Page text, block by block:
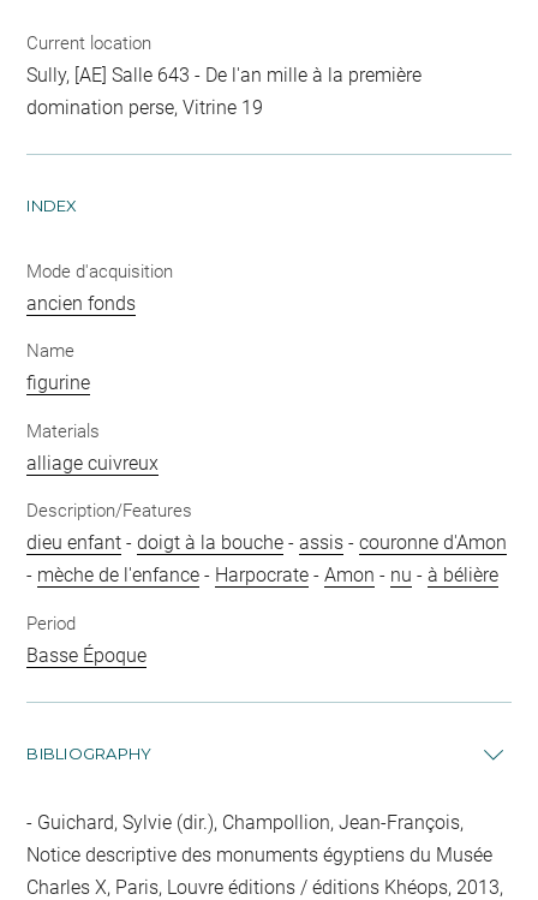
Current location
Sully, [AE] Salle 643 - De l'an mille à la première
domination perse, Vitrine 19
INDEX
Mode d'acquisition
ancien fonds
Name
figurine
Materials
alliage cuivreux
Description/Features
dieu enfant -doigt à la bouche -assis -couronne d'Amon
- mèche de l'enfance - Harpocrate -Amon - nu -à bélière
Period
Basse Époque
BIBLIOGRAPHY
Guichard, Sylvie (dir.), Champollion, Jean-François,
Notice descriptive des monuments égyptiens du Musée
Charles X, Paris, Louvre éditions / éditions Khéops, 2013,